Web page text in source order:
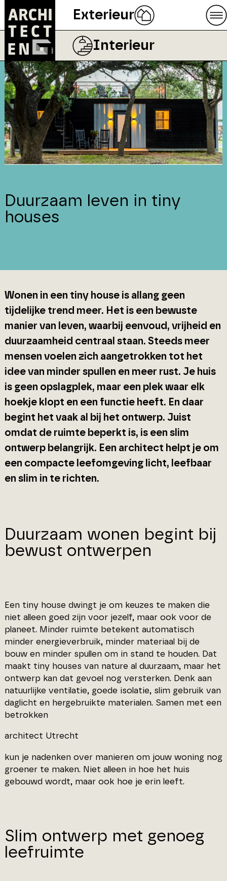
Exterieur
Interieur
Duurzaam leven in tiny
houses
Wonen in een tiny house is allang geen
tijdelijke trend meer. Het is een bewuste
manier van leven, waarbij eenvoud, vrijheid en
duurzaamheid centraal staan. Steeds meer
mensen voelen zich aangetrokken tot het
idee van minder spullen en meer rust. Je huis
is geen opslagplek, maar een plek waar elk
hoekje klopt en een functie heeft. En daar
begint het vaak al bij het ontwerp. Juist
omdat de ruimte beperkt is, is een slim
ontwerp belangrijk. Een architect helpt je om
een compacte leefomgeving licht, leefbaar
en slim in te richten.
Duurzaam wonen begint bij
bewust ontwerpen
Een tiny house dwingt je om keuzes te maken die
niet alleen goed zijn voor jezelf, maar ook voor de
planeet. Minder ruimte betekent automatisch
minder energieverbruik, minder materiaal bij de
bouw en minder spullen om in stand te houden. Dat
maakt tiny houses van nature al duurzaam, maar het
ontwerp kan dat gevoel nog versterken. Denk aan
natuurlijke ventilatie, goede isolatie, slim gebruik van
daglicht en hergebruikte materialen. Samen met een
betrokken
architect Utrecht
kun je nadenken over manieren om jouw woning nog
groener te maken. Niet alleen in hoe het huis
gebouwd wordt, maar ook hoe je erin leeft.
Slim ontwerp met genoeg
leefruimte